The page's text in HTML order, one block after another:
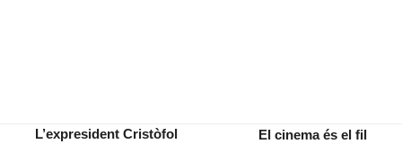
L’expresident Cristòfol El cinema és el fil